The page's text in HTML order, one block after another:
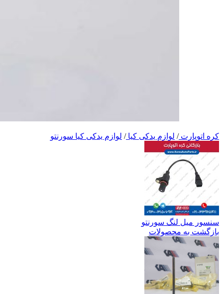
کره اتوپارت/ لوازم یدکی کیا/ لوازم یدکی کیا سورنتو
سنسور میل لنگ سورنتو
بازگشت به محصولات